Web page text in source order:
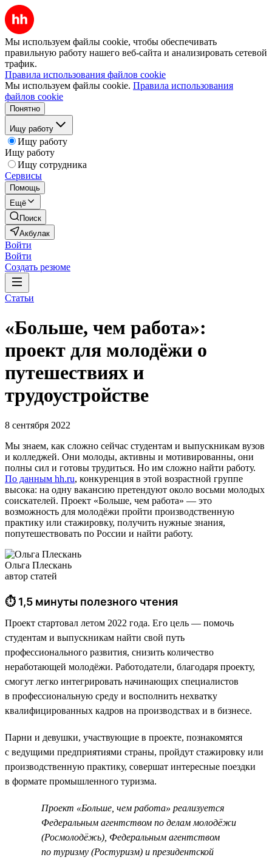
Мы используем файлы cookie, чтобы обеспечивать
правильную работу нашего веб-сайта и анализировать сетевой
трафик.
Правила использования файлов cookie
Мы используем файлы cookie. Правила использования
файлов cookie
Понятно
Ищу работу
Ищу работу
Ищу работу
Ищу сотрудника
Сервисы
Помощь
Ещё
Поиск
Акбулак
Войти
Войти
Создать резюме
Статьи
«Больше, чем работа»:
проект для молодёжи о
путешествиях и
трудоустройстве
8 сентября 2022
Мы знаем, как сложно сейчас студентам и выпускникам вузов
и колледжей. Они молоды, активны и мотивированны, они
полны сил и готовы трудиться. Но им сложно найти работу.
По данным hh.ru, конкуренция в этой возрастной группе
высока: на одну вакансию претендуют около восьми молодых
соискателей. Проект «Больше, чем работа» — это
возможность для молодёжи пройти производственную
практику или стажировку, получить нужные знания,
попутешествовать по России и найти работу.
Ольга Плескань
автор статей
⏱ 1,5 минуты полезного чтения
Проект стартовал летом 2022 года. Его цель — помочь
студентам и выпускникам найти свой путь
профессионального развития, снизить количество
неработающей молодёжи. Работодатели, благодаря проекту,
смогут легко интегрировать начинающих специалистов
в профессиональную среду и восполнить нехватку
квалифицированных кадров на производствах и в бизнесе.
Парни и девушки, участвующие в проекте, познакомятся
с ведущими предприятиями страны, пройдут стажировку или
производственную практику, совершат интересные поездки
в формате промышленного туризма.
Проект «Больше, чем работа» реализуется
Федеральным агентством по делам молодёжи
(Росмолодёжь), Федеральным агентством
по туризму (Ростуризм) и президентской